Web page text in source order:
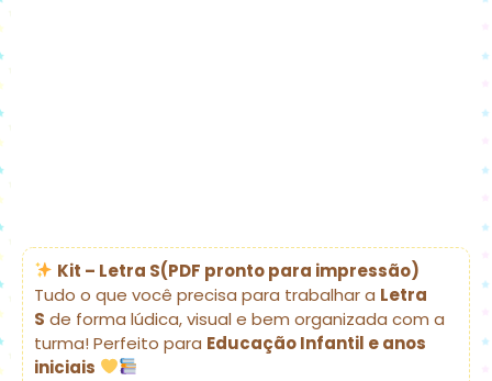
Kit – Letra S(PDF pronto para impressão)
Tudo o que você precisa para trabalhar a Letra
S de forma lúdica, visual e bem organizada com a
turma! Perfeito para Educação Infantil e anos
iniciais